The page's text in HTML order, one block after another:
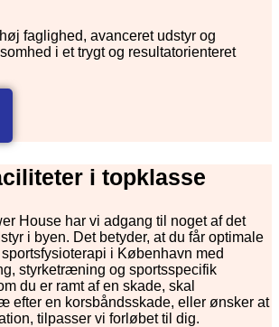
faglighed, avanceret udstyr og
i et trygt og resultatorienteret
i topklasse
House har vi adgang til noget af det
i byen. Det betyder, at du får optimale
i København med
styrketræning og sportsspecifik
du er ramt af en skade, skal
efter en korsbåndsskade, eller ønsker at
tilpasser vi forløbet til dig.